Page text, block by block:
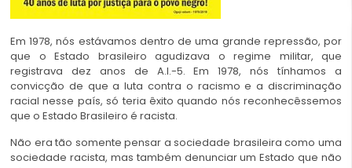
Em 1978, nós estávamos dentro de uma grande repressão, por
que o Estado brasileiro agudizava o regime militar, que
registrava dez anos de A.I.-5. Em 1978, nós tínhamos a
convicção de que a luta contra o racismo e a discriminação
racial nesse país, só teria êxito quando nós reconhecêssemos
que o Estado Brasileiro é racista.
Não era tão somente pensar a sociedade brasileira como uma
sociedade racista, mas também denunciar um Estado que não